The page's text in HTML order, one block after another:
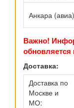
Анкара (авиа)
Важно!
Доставка:
Доставка по
Москве и
МО: